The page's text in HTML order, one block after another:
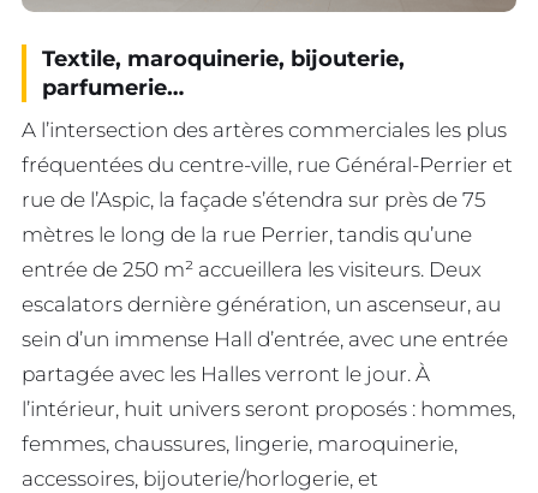
Textile, maroquinerie, bijouterie,
parfumerie…
A l’intersection des artères commerciales les plus
fréquentées du centre-ville, rue Général-Perrier et
rue de l’Aspic, la façade s’étendra sur près de 75
mètres le long de la rue Perrier, tandis qu’une
entrée de 250 m² accueillera les visiteurs. Deux
escalators dernière génération, un ascenseur, au
sein d’un immense Hall d’entrée, avec une entrée
partagée avec les Halles verront le jour. À
l’intérieur, huit univers seront proposés : hommes,
femmes, chaussures, lingerie, maroquinerie,
accessoires, bijouterie/horlogerie, et